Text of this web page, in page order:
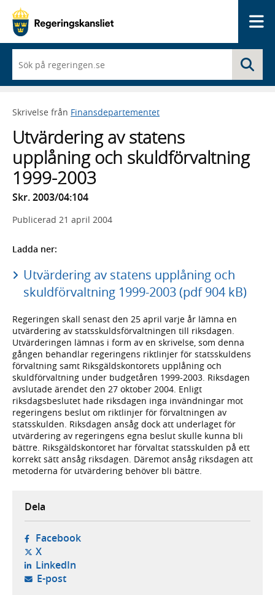
du
börjar
skriva
framträder
lista
med
sökförslag
Skrivelse från Finansdepartementet
Utvärdering av statens
upplåning och skuldförvaltning
1999-2003
Skr. 2003/04:104
Publicerad 21 april 2004
Ladda ner:
Utvärdering av statens upplåning och
skuldförvaltning 1999-2003 (pdf 904 kB)
Regeringen skall senast den 25 april varje år lämna en
utvärdering av statsskuldsförvaltningen till riksdagen.
Utvärderingen lämnas i form av en skrivelse, som denna
gången behandlar regeringens riktlinjer för statsskuldens
förvaltning samt Riksgäldskontorets upplåning och
skuldförvaltning under budgetåren 1999-2003. Riksdagen
avslutade ärendet den 27 oktober 2004. Enligt
riksdagsbeslutet hade riksdagen inga invändningar mot
regeringens beslut om riktlinjer för förvaltningen av
statsskulden. Riksdagen ansåg dock att underlaget för
utvärdering av regeringens egna beslut skulle kunna bli
bättre. Riksgäldskontoret har förvaltat statsskulden på ett
korrekt sätt ansåg riksdagen. Däremot ansåg riksdagen att
metoderna för utvärdering behöver bli bättre.
Dela
Facebook- öppnas i ny flik, extern webbplats,
X- öppnas i ny flik, extern webbplats,
LinkedIn- öppnas i ny flik, extern webbplats,
E-post- öppnar din e-postklient,